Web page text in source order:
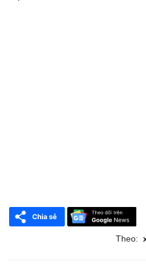
Theo: